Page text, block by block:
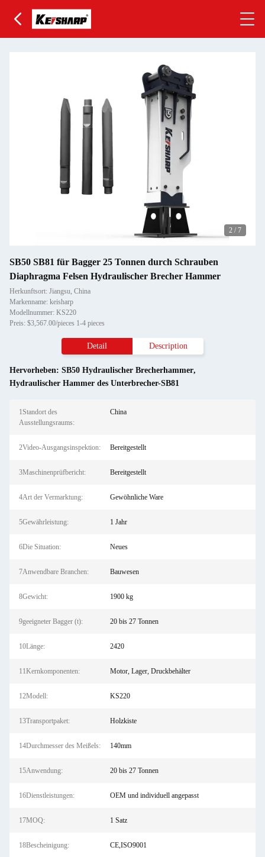
2 / 7
SB50 SB81 für Bagger 25 Tonnen durch Schrauben
Diaphragma Felsen Hydraulischer Brecher Hammer
Herkunftsort: Jiangsu, China
Markenname: keisharp
Modellnummer: KS220
Preis: $3,567.00/pieces 1-4 pieces
Detail Description
Hervorheben: SB50 Hydraulischer Brecherhammer,
Hydraulischer Hammer des Unterbrecher-SB81
1Standort des
Ausstellungsraums:
China
2Video-Ausgangsinspektion: Bereitgestellt
3Maschinenprüfbericht: Bereitgestellt
4Art der Vermarktung: Gewöhnliche Ware
5Gewährleistung: 1 Jahr
6Die Situation: Neues
7Anwendbare Branchen: Bauwesen
8Gewicht: 1900 kg
9geeigneter Bagger (t): 20 bis 27 Tonnen
10Länge: 2420
11Kernkomponenten: Motor, Lager, Druckbehälter
12Modell: KS220
13Transportpaket: Holzkiste
14Durchmesser des Meißels: 140mm
15Anwendung: 20 bis 27 Tonnen
16Dienstleistungen: OEM und individuell angepasst
17MOQ: 1 Satz
18Bescheinigung: CE,ISO9001